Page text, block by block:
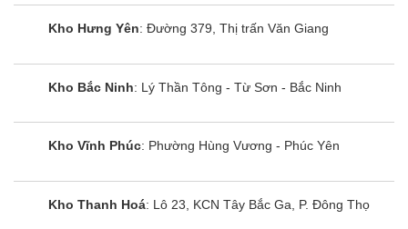
Kho Hưng Yên: Đường 379, Thị trấn Văn Giang
Kho Bắc Ninh: Lý Thần Tông - Từ Sơn - Bắc Ninh
Kho Vĩnh Phúc: Phường Hùng Vương - Phúc Yên
Kho Thanh Hoá: Lô 23, KCN Tây Bắc Ga, P. Đông Thọ